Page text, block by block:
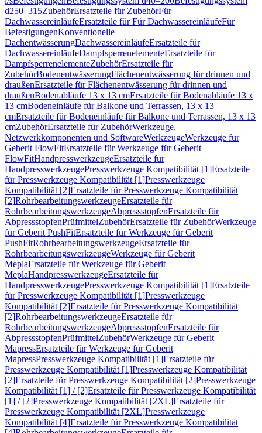
d250–315ZubehörErsatzteile für ZubehörFür
DachwassereinläufeErsatzteile für Für DachwassereinläufeFür
BefestigungenKonventionelle
DachentwässerungDachwassereinläufeErsatzteile für
DachwassereinläufeDampfsperrenelementeErsatzteile für
DampfsperrenelementeZubehörErsatzteile für
ZubehörBodenentwässerungFlächenentwässerung für drinnen und
draußenErsatzteile für Flächenentwässerung für drinnen und
draußenBodenabläufe 13 x 13 cmErsatzteile für Bodenabläufe 13 x
13 cmBodeneinläufe für Balkone und Terrassen, 13 x 13
cmErsatzteile für Bodeneinläufe für Balkone und Terrassen, 13 x 13
cmZubehörErsatzteile für ZubehörWerkzeuge,
Netzwerkkomponenten und SoftwareWerkzeugeWerkzeuge für
Geberit FlowFitErsatzteile für Werkzeuge für Geberit
FlowFitHandpresswerkzeugeErsatzteile für
HandpresswerkzeugePresswerkzeuge Kompatibilität [1]Ersatzteile
für Presswerkzeuge Kompatibilität [1]Presswerkzeuge
Kompatibilität [2]Ersatzteile für Presswerkzeuge Kompatibilität
[2]RohrbearbeitungswerkzeugeErsatzteile für
RohrbearbeitungswerkzeugeAbpressstopfenErsatzteile für
AbpressstopfenPrüfmittelZubehörErsatzteile für ZubehörWerkzeuge
für Geberit PushFitErsatzteile für Werkzeuge für Geberit
PushFitRohrbearbeitungswerkzeugeErsatzteile für
RohrbearbeitungswerkzeugeWerkzeuge für Geberit
MeplaErsatzteile für Werkzeuge für Geberit
MeplaHandpresswerkzeugeErsatzteile für
HandpresswerkzeugePresswerkzeuge Kompatibilität [1]Ersatzteile
für Presswerkzeuge Kompatibilität [1]Presswerkzeuge
Kompatibilität [2]Ersatzteile für Presswerkzeuge Kompatibilität
[2]RohrbearbeitungswerkzeugeErsatzteile für
RohrbearbeitungswerkzeugeAbpressstopfenErsatzteile für
AbpressstopfenPrüfmittelZubehörWerkzeuge für Geberit
MapressErsatzteile für Werkzeuge für Geberit
MapressPresswerkzeuge Kompatibilität [1]Ersatzteile für
Presswerkzeuge Kompatibilität [1]Presswerkzeuge Kompatibilität
[2]Ersatzteile für Presswerkzeuge Kompatibilität [2]Presswerkzeuge
Kompatibilität [1] / [2]Ersatzteile für Presswerkzeuge Kompatibilität
[1] / [2]Presswerkzeuge Kompatibilität [2XL]Ersatzteile für
Presswerkzeuge Kompatibilität [2XL]Presswerkzeuge
Kompatibilität [4]Ersatzteile für Presswerkzeuge Kompatibilität